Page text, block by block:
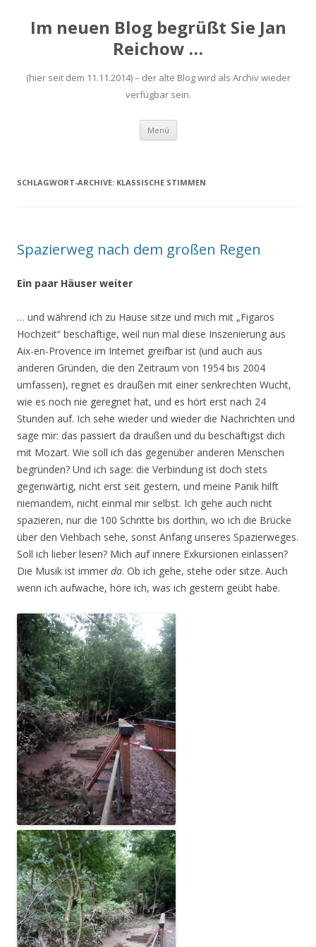
Im neuen Blog begrüßt Sie Jan
Reichow …
(hier seit dem 11.11.2014) – der alte Blog wird als Archiv wieder
verfügbar sein.
Menü Zum
springen
SCHLAGWORT-ARCHIVE: KLASSISCHE STIMMEN
Spazierweg nach dem großen Regen
Ein paar Häuser weiter
… und während ich zu Hause sitze und mich mit „Figaros
Hochzeit“ beschäftige, weil nun mal diese Inszenierung aus
Aix-en-Provence im Internet greifbar ist (und auch aus
anderen Gründen, die den Zeitraum von 1954 bis 2004
umfassen), regnet es draußen mit einer senkrechten Wucht,
wie es noch nie geregnet hat, und es hört erst nach 24
Stunden auf. Ich sehe wieder und wieder die Nachrichten und
sage mir: das passiert da draußen und du beschäftigst dich
mit Mozart. Wie soll ich das gegenüber anderen Menschen
begründen? Und ich sage: die Verbindung ist doch stets
gegenwärtig, nicht erst seit gestern, und meine Panik hilft
niemandem, nicht einmal mir selbst. Ich gehe auch nicht
spazieren, nur die 100 Schritte bis dorthin, wo ich die Brücke
über den Viehbach sehe, sonst Anfang unseres Spazierweges.
Soll ich lieber lesen? Mich auf innere Exkursionen einlassen?
Die Musik ist immer da. Ob ich gehe, stehe oder sitze. Auch
wenn ich aufwache, höre ich, was ich gestern geübt habe.